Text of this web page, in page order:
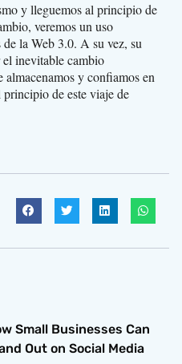
y lleguemos al principio de
veremos un uso
la Web 3.0. A su vez, su
inevitable cambio
y confiamos en
de este viaje de
Small Businesses Can
Out on Social Media